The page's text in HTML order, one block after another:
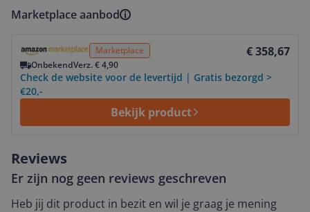
Marketplace aanbod
Marketplace € 358,67
OnbekendVerz. € 4,90
Check de website voor de levertijd | Gratis bezorgd >
€20,-
Bekijk product
Reviews
Er zijn nog geen reviews geschreven
Heb jij dit product in bezit en wil je graag je mening